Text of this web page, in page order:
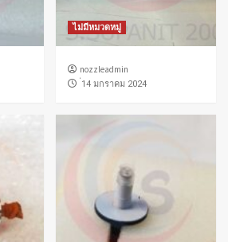
ไม่มีหมวดหมู่
nozzleadmin
่14 มกราคม 2024